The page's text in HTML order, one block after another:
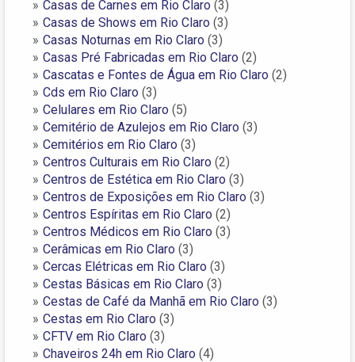
Casas de Carnes em Rio Claro (3)
Casas de Shows em Rio Claro (3)
Casas Noturnas em Rio Claro (3)
Casas Pré Fabricadas em Rio Claro (2)
Cascatas e Fontes de Água em Rio Claro (2)
Cds em Rio Claro (3)
Celulares em Rio Claro (5)
Cemitério de Azulejos em Rio Claro (3)
Cemitérios em Rio Claro (3)
Centros Culturais em Rio Claro (2)
Centros de Estética em Rio Claro (3)
Centros de Exposições em Rio Claro (3)
Centros Espíritas em Rio Claro (2)
Centros Médicos em Rio Claro (3)
Cerâmicas em Rio Claro (3)
Cercas Elétricas em Rio Claro (3)
Cestas Básicas em Rio Claro (3)
Cestas de Café da Manhã em Rio Claro (3)
Cestas em Rio Claro (3)
CFTV em Rio Claro (3)
Chaveiros 24h em Rio Claro (4)